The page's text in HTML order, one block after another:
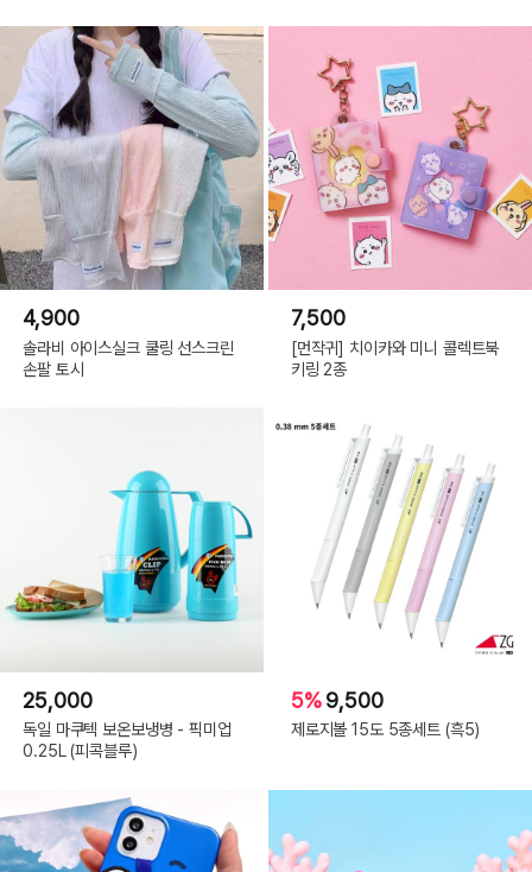
4,900
솔라비 아이스실크 쿨링 선스크린
손팔 토시
7,500
[먼작귀] 치이카와 미니 콜렉트북
키링 2종
25,000
독일 마쿠텍 보온보냉병 - 픽미업
0.25L (피콕블루)
5%9,500
제로지볼 15도 5종세트 (흑5)